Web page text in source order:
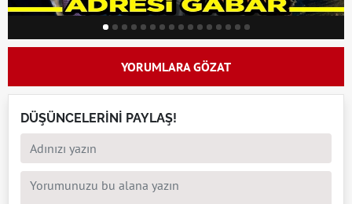
YORUMLARA GÖZAT
DÜŞÜNCELERİNİ PAYLAŞ!